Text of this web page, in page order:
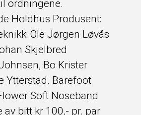
ordningene.
Holdhus Produsent:
Ole Jørgen Løvås
Skjelbred
Bo Krister
Ytterstad. Barefoot
Soft Noseband
av bitt kr 100,- pr. par